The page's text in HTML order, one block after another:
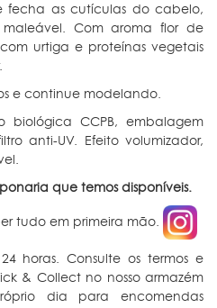
fecha as cutículas do cabelo,
Com aroma flor de
urtiga e proteínas vegetais
e continue modelando.
CCPB, embalagem
anti-UV. Efeito volumizador,
que temos disponíveis.
tudo em primeira mão.
horas. Consulte os termos e
& Collect no nosso armazém
dia para encomendas